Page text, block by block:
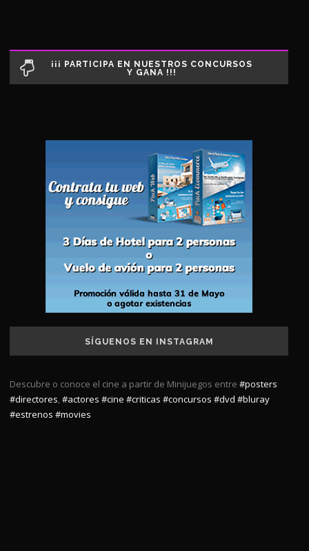
¡¡¡ PARTICIPA EN NUESTROS CONCURSOS
Y GANA !!!
SÍGUENOS EN INSTAGRAM
Descubre o conoce el cine a partir de Minijuegos entre #posters
#directores,#actores #cine #criticas #concursos #dvd #bluray
#estrenos #movies